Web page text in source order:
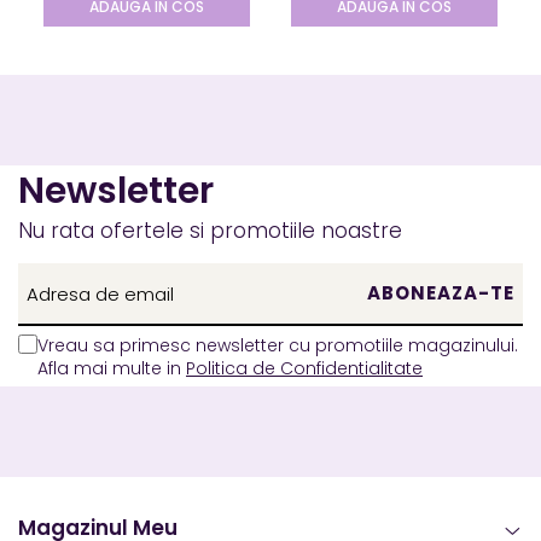
ADAUGA IN COS ADAUGA IN COS
Newsletter
Nu rata ofertele si promotiile noastre
Vreau sa primesc newsletter cu promotiile magazinului.
Afla mai multe in Politica de Confidentialitate
Magazinul Meu